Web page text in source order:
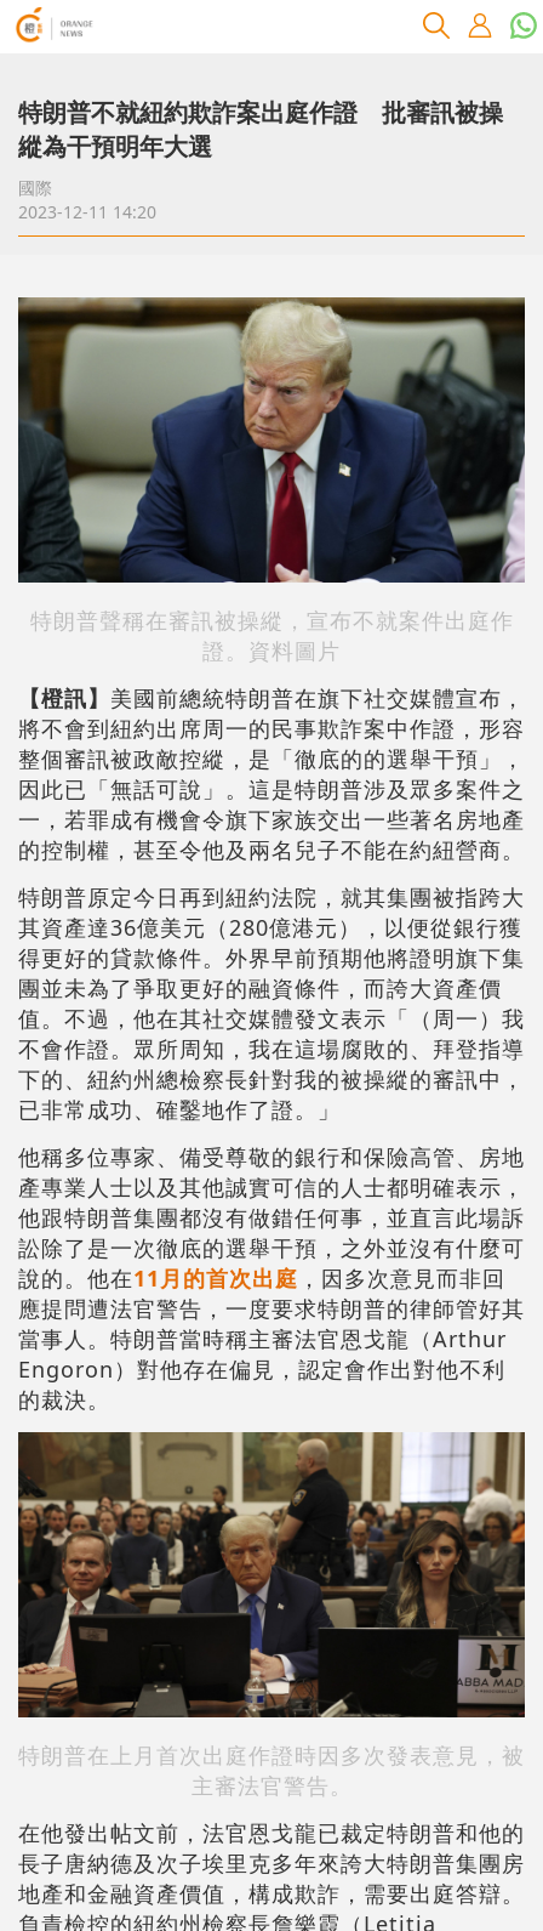
特朗普不就紐約欺詐案出庭作證 批審訊被操
縱為干預明年大選
國際
2023-12-11 14:20
特朗普聲稱在審訊被操縱，宣布不就案件出庭作
證。資料圖片
【橙訊】 美國前總統特朗普在旗下社交媒體宣布，
將不會到紐約出席周一的民事欺詐案中作證，形容
整個審訊被政敵控縱，是「徹底的的選舉干預」，
因此已「無話可說」。這是特朗普涉及眾多案件之
一，若罪成有機會令旗下家族交出一些著名房地產
的控制權，甚至令他及兩名兒子不能在約紐營商。
特朗普原定今日再到紐約法院，就其集團被指跨大
其資產達36億美元（280億港元），以便從銀行獲
得更好的貸款條件。外界早前預期他將證明旗下集
團並未為了爭取更好的融資條件，而誇大資產價
值。不過，他在其社交媒體發文表示「（周一）我
不會作證。眾所周知，我在這場腐敗的、拜登指導
下的、紐約州總檢察長針對我的被操縱的審訊中，
已非常成功、確鑿地作了證。」
他稱多位專家、備受尊敬的銀行和保險高管、房地
產專業人士以及其他誠實可信的人士都明確表示，
他跟特朗普集團都沒有做錯任何事，並直言此場訴
訟除了是一次徹底的選舉干預，之外並沒有什麼可
說的。他在11月的首次出庭 ，因多次意見而非回
應提問遭法官警告，一度要求特朗普的律師管好其
當事人。特朗普當時稱主審法官恩戈龍（Arthur
Engoron）對他存在偏見，認定會作出對他不利
的裁決。
特朗普在上月首次出庭作證時因多次發表意見，被
主審法官警告。
在他發出帖文前，法官恩戈龍已裁定特朗普和他的
長子唐納德及次子埃里克多年來誇大特朗普集團房
地產和金融資產價值，構成欺詐，需要出庭答辯。
負責檢控的紐約州檢察長詹樂霞（Letitia